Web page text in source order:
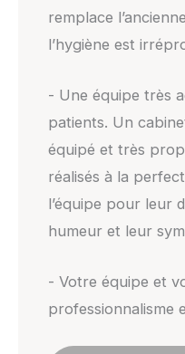
remplace
l’hygiène est
- Une équipe très
patients. Un
équipé et très
réalisés à la
l’équipe pour leur
humeur et leur
- Votre équipe et
professionnalisme